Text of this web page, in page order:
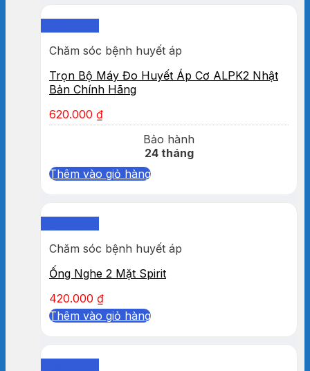
Chăm sóc bệnh huyết áp
Trọn Bộ Máy Đo Huyết Áp Cơ ALPK2 Nhật
Bản Chính Hãng
620.000 ₫
Bảo hành
24 tháng
Thêm vào giỏ hàng
Chăm sóc bệnh huyết áp
Ống Nghe 2 Mặt Spirit
420.000 ₫
Thêm vào giỏ hàng